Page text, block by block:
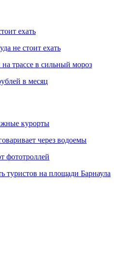
ехать
не стоит ехать
трассе в сильный мороз
в месяц
курорты
через водоемы
фототроллей
туристов на площади Барнаула